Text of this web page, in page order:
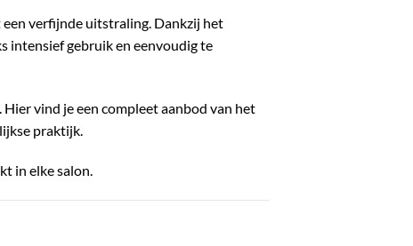
verfijnde uitstraling. Dankzij het
intensief gebruik en eenvoudig te
Hier vind je een compleet aanbod van het
praktijk.
in elke salon.